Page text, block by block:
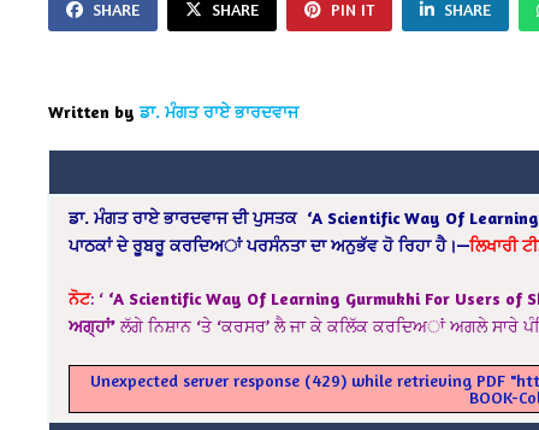
SHARE SHARE PIN IT SHARE
Written by ਡਾ. ਮੰਗਤ ਰਾਏ ਭਾਰਦਵਾਜ
ਡਾ. ਮੰਗਤ ਰਾਏ ਭਾਰਦਵਾਜਦੀ ਪੁਸਤਕ ‘A Scientific Way Of
ਪਾਠਕਾਂ ਦੇ ਰੂਬਰੂ ਕਰਦਿਅਾਂ ਪਰਸੰਨਤਾ ਦਾ ਅਨੁਭੱਵ ਹੋ ਰਿਹਾ ਹੈ।—ਲਿਖਾਰੀ
ਨੋਟ: ‘ ‘A Scientific Way Of Learning Gurmukhi For Users of
ਅਗ੍ਹਾਂ’ਲੱਗੇ ਨਿਸ਼ਾਨ ‘ਤੇ ‘ਕਰਸਰ’ ਲੈ ਜਾ ਕੇ ਕਲਿੱਕ ਕਰਦਿਅਾਂ ਅਗਲੇ
Unexpected server response (429) while retrieving PDF
BOOK-